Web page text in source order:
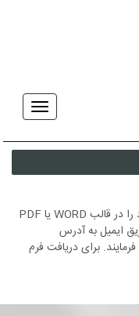
Toggle
را در قالب WORDیاPDF
ایمیل به آدرس
برای دریافت فرم